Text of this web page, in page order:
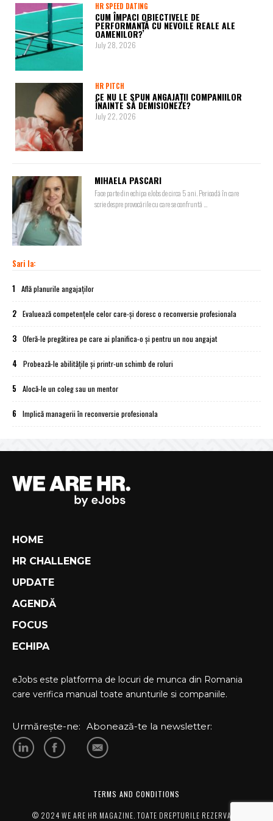
HR SPEED DATING
CUM ÎMPACI OBIECTIVELE DE
PERFORMANȚĂ CU NEVOILE REALE ALE
OAMENILOR?
July 28, 2026
HR PITCH
CE NU LE SPUN ANGAJAȚII COMPANIILOR
ÎNAINTE SĂ DEMISIONEZE?
July 22, 2026
MIHAELA PASCARI
Face parte din echipa eJobs de circa 5 ani. Perioadă în care
scrie despre provocările cu care se confruntă ...
Sari la:
1 Află planurile angajaților
2 Evaluează competențele celor care-și doresc o reconversie profesionala
3 Oferă-le pregătirea pe care ai planifica-o și pentru un nou angajat
4 Probează-le abilitățile și printr-un schimb de roluri
5 Alocă-le un coleg sau un mentor
6 Implică managerii în reconversie profesionala
HOME
HR CHALLENGE
UPDATE
AGENDĂ
FOCUS
ECHIPA
eJobs este platforma de locuri de munca din Romania
care verifica manual toate anunturile si companiile.
Urmărește-ne: Abonează-te la newsletter:
TERMS AND CONDITIONS
© 2024 WE ARE HR MAGAZINE. TOATE DREPTURILE REZERVATE.